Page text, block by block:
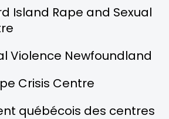
Island Rape and Sexual
Violence Newfoundland
Crisis Centre
québécois des centres